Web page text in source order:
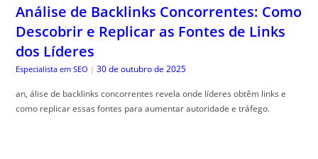
Análise de Backlinks Concorrentes: Como
Descobrir e Replicar as Fontes de Links
dos Líderes
Especialista em SEO | 30 de outubro de 2025
an, álise de backlinks concorrentes revela onde líderes obtêm links e
como replicar essas fontes para aumentar autoridade e tráfego.